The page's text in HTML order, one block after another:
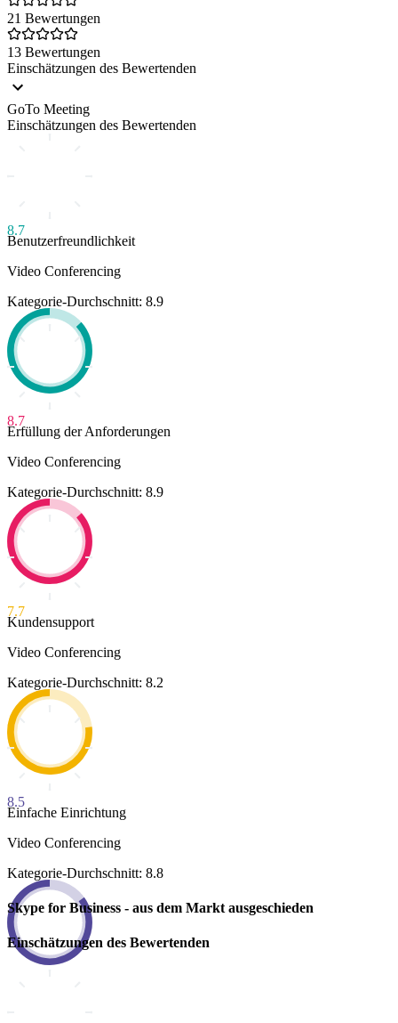
21 Bewertungen
13 Bewertungen
Einschätzungen des Bewertenden
GoTo Meeting
Einschätzungen des Bewertenden
8.7
Benutzerfreundlichkeit
Video Conferencing
Kategorie-Durchschnitt: 8.9
8.7
Erfüllung der Anforderungen
Video Conferencing
Kategorie-Durchschnitt: 8.9
7.7
Kundensupport
Video Conferencing
Kategorie-Durchschnitt: 8.2
8.5
Einfache Einrichtung
Video Conferencing
Kategorie-Durchschnitt: 8.8
Skype for Business - aus dem Markt ausgeschieden
Einschätzungen des Bewertenden